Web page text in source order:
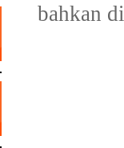
bahkan